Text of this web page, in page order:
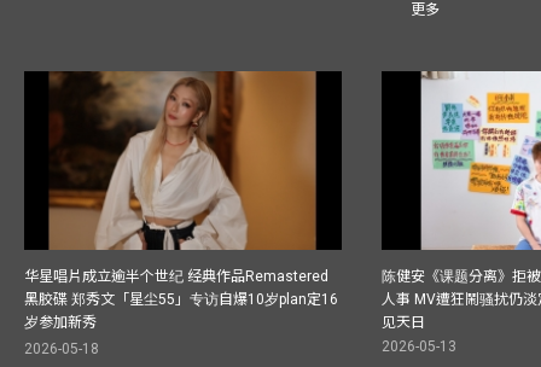
更多
华星唱片成立逾半个世纪 经典作品Remastered
黑胶碟 郑秀文「星尘55」专访自爆10岁plan定16
岁参加新秀
2026-05-18
陈健安《课题分离》拒
人事 MV遭狂鬧骚扰仍
见天日
2026-05-13